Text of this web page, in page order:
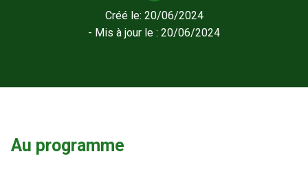
Créé le: 20/06/2024
- Mis à jour le : 20/06/2024
Au programme